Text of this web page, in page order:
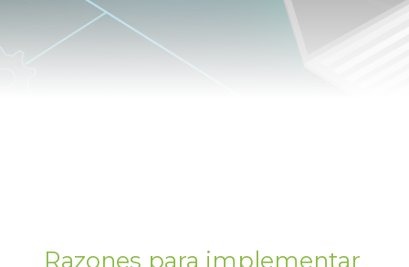
Razones para implementar